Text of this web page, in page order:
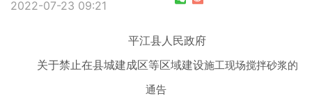
2022-07-23 09:21
平江县人民政府
关于禁止在县城建成区等区域建设施工现场搅拌砂浆的
通告